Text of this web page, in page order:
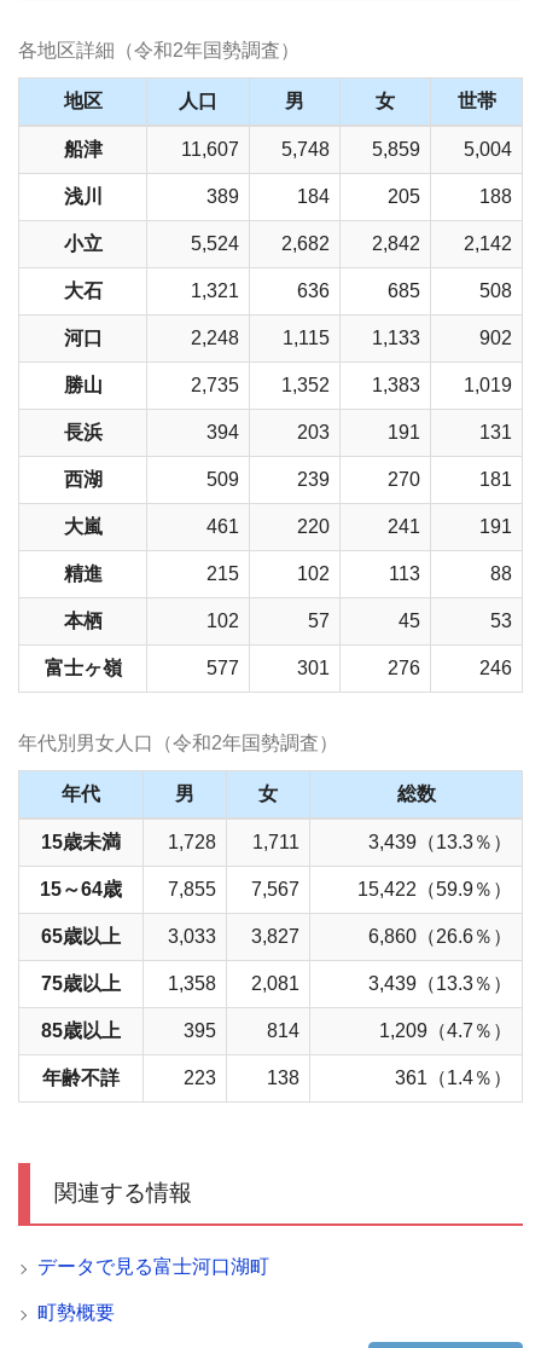
各地区詳細（令和2年国勢調査）
地区 人口 男 女 世帯
船津 11,607 5,748 5,859 5,004
浅川 389 184 205 188
小立 5,524 2,682 2,842 2,142
大石 1,321 636 685 508
河口 2,248 1,115 1,133 902
勝山 2,735 1,352 1,383 1,019
長浜 394 203 191 131
西湖 509 239 270 181
大嵐 461 220 241 191
精進 215 102 113 88
本栖 102 57 45 53
富士ヶ嶺 577 301 276 246
年代別男女人口（令和2年国勢調査）
年代 男 女 総数
15歳未満 1,728 1,711 3,439（13.3％）
15～64歳 7,855 7,567 15,422（59.9％）
65歳以上 3,033 3,827 6,860（26.6％）
75歳以上 1,358 2,081 3,439（13.3％）
85歳以上 395 814 1,209（4.7％）
年齢不詳 223 138 361（1.4％）
関連する情報
データで見る富士河口湖町
町勢概要